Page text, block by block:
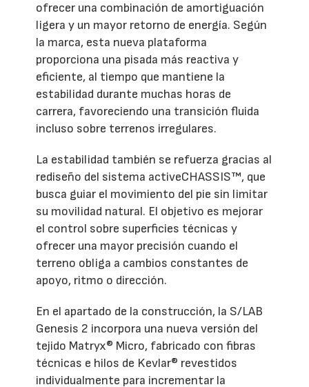
ofrecer una combinación de amortiguación
ligera y un mayor retorno de energía. Según
la marca, esta nueva plataforma
proporciona una pisada más reactiva y
eficiente, al tiempo que mantiene la
estabilidad durante muchas horas de
carrera, favoreciendo una transición fluida
incluso sobre terrenos irregulares.
La estabilidad también se refuerza gracias al
rediseño del sistema activeCHASSIS™, que
busca guiar el movimiento del pie sin limitar
su movilidad natural. El objetivo es mejorar
el control sobre superficies técnicas y
ofrecer una mayor precisión cuando el
terreno obliga a cambios constantes de
apoyo, ritmo o dirección.
En el apartado de la construcción, la S/LAB
Genesis 2 incorpora una nueva versión del
tejido Matryx® Micro, fabricado con fibras
técnicas e hilos de Kevlar® revestidos
individualmente para incrementar la